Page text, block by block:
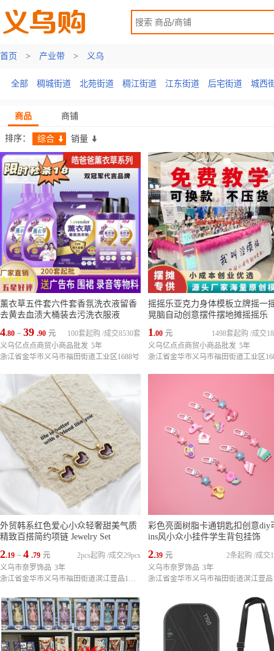
首页 > 产业带
全部 稠城街道 北苑街道 稠江街道 江东街道 后宅街道 城西
首页 > 产业带 > 义乌
商品 商铺
排序： 综合 销量
薰衣草五件套六件套香氛洗衣液留香
去黄去血渍大桶装去污洗衣服液
4.80 ~ 39 .90 元 成交8530套
100套起购 /
义乌亿点点商贸小商品批发 5年
浙江省金华市义乌市福田街道工业区1688号
摇摇乐亚克力身体模板立牌摇一
晃脑自动创意摆件摆地摊摇摇乐
1.00 元 成交
1498套起购 /
义乌亿点点商贸小商品批发 5年
浙江省金华市义乌市福田街道工业区
外贸韩系红色爱心小众轻奢甜美气质
精致百搭简约项链 Jewelry Set
2.19 ~ 4 .79 元 成交29pcs
2pcs起购 /
义乌市奈罗饰品 3年
浙江省金华市义乌市福田街道滨江壹品1栋1单元3201室
彩色亮面树脂卡通钥匙扣创意diy
ins风小众小挂件学生背包挂饰
2.39 元 成交
2条起购 /
义乌市奈罗饰品 3年